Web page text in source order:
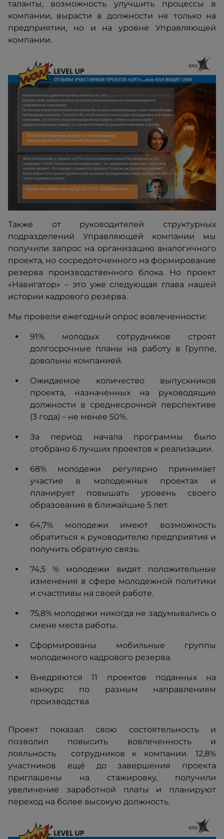
таланты, возможность улучшить процессы в
компании, вырасти в должности не только на
предприятии, но и на уровне Управляющей
компании.
Также от руководителей структурных
подразделений Управляющей компании мы
получили запрос на организацию аналогичного
проекта, но сосредоточенного на формирование
резерва производственного блока. Но проект
«Навигатор» – это уже следующая глава нашей
истории кадрового резерва.
Мы провели ежегодный опрос вовлеченности:
91% молодых сотрудников строят
долгосрочные планы на работу в Группе,
довольны компанией.
Ожидаемое количество выпускников
проекта, назначенных на руководящие
должности в среднесрочной перспективе
(3 года) – не менее 50%.
За период начала программы было
отобрано 6 лучших проектов к реализации.
68% молодежи регулярно принимает
участие в молодежных проектах и
планирует повышать уровень своего
образования в ближайшие 5 лет.
64,7% молодежи имеют возможность
обратиться к руководителю предприятия и
получить обратную связь.
74,5 % молодежи видят положительные
изменения в сфере молодежной политики
и счастливы на своей работе.
75,8% молодежи никогда не задумывались о
смене места работы.
Сформированы мобильные группы
молодежного кадрового резерва.
Внедряются 11 проектов поданных на
конкурс по разным направлениям
производства
Проект показал свою состоятельность и
позволил повысить вовлеченность и
лояльность сотрудников к компании. 12,8%
участников ещё до завершения проекта
приглашены на стажировку, получили
увеличение заработной платы и планируют
переход на более высокую должность.